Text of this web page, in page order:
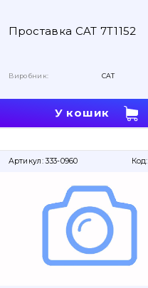
Проставка CAT 7T1152
Виробник: CAT
У кошик
Артикул: 333-0960 Код: